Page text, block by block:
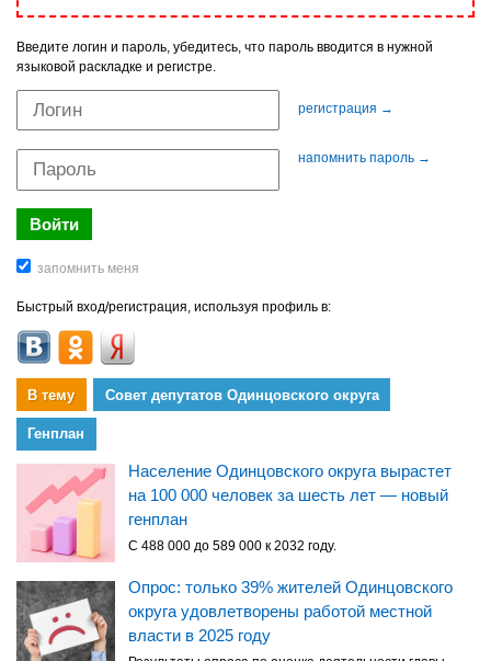
Введите логин и пароль, убедитесь, что пароль вводится в нужной
языковой раскладке и регистре.
регистрация →
напомнить пароль →
Быстрый вход/регистрация, используя профиль в:
В тему Совет депутатов Одинцовского округа
Генплан
Население Одинцовского округа вырастет
на 100 000 человек за шесть лет — новый
генплан
С 488 000 до 589 000 к 2032 году.
Опрос: только 39% жителей Одинцовского
округа удовлетворены работой местной
власти в 2025 году